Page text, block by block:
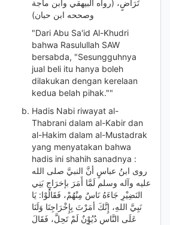
تَرَاضٍ، (رواه البيهقي وابن ماجة
وصححه ابن حبان)
"Dari Abu Sa'id Al-Khudri
bahwa Rasulullah SAW
bersabda, "Sesungguhnya
jual beli itu hanya boleh
dilakukan dengan kerelaan
kedua belah pihak.""
Hadis Nabi riwayat al-
Thabrani dalam al-Kabir dan
al-Hakim dalam al-Mustadrak
yang menyatakan bahwa
hadis ini shahih sanadnya :
روى ابنُ عباسٍ أنَّ النبيَّ صلى الله
عليه وآله وسلم لَمَّا أَمَرَ بإخرَاجِ بَنِي
النَضِيْرِ جَاءَهُ نَاسٌ مِنْهُمْ، فَقَالُوْا: يَا
نَبِيَّ اللهِ، إِنَّكَ أمَرْتَ بِإِخْرَاجِنَا وَلَنَا
عَلَى النَّاسِ دُيُوْنٌ لَمْ تَحِلَّ، فَقَالَ